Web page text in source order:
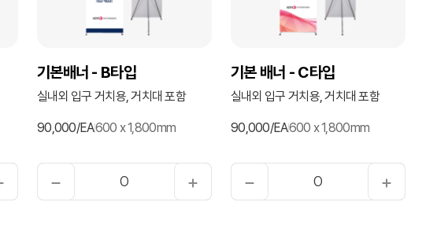
기본배너 - B타입
실내외 입구 거치용, 거치대 포함
90,000/EA600 x 1,800mm
기본 배너 - C타입
실내외 입구 거치용, 거치대 포함
90,000/EA600 x 1,800mm